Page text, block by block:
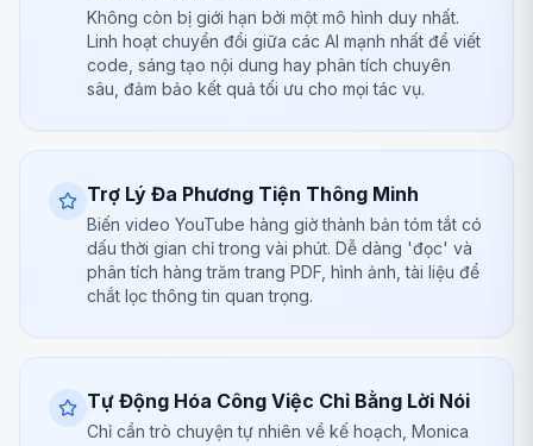
Không còn bị giới hạn bởi một mô hình duy nhất.
Linh hoạt chuyển đổi giữa các AI mạnh nhất để viết
code, sáng tạo nội dung hay phân tích chuyên
sâu, đảm bảo kết quả tối ưu cho mọi tác vụ.
Trợ Lý Đa Phương Tiện Thông Minh
Biến video YouTube hàng giờ thành bản tóm tắt có
dấu thời gian chỉ trong vài phút. Dễ dàng 'đọc' và
phân tích hàng trăm trang PDF, hình ảnh, tài liệu để
chắt lọc thông tin quan trọng.
Tự Động Hóa Công Việc Chỉ Bằng Lời Nói
Chỉ cần trò chuyện tự nhiên về kế hoạch, Monica